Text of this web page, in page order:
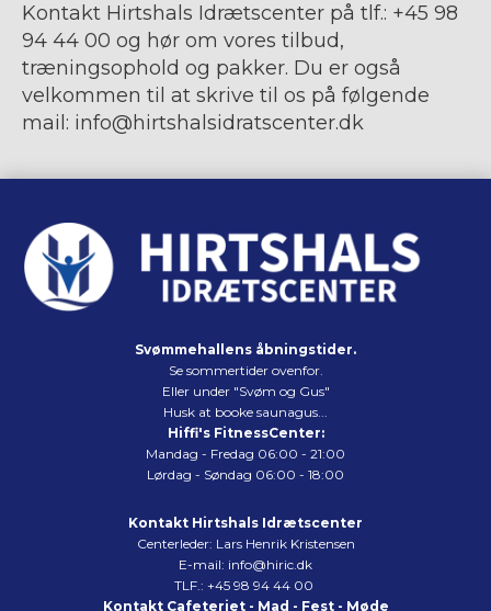
Kontakt Hirtshals Idrætscenter på tlf.: +45 98
94 44 00 og hør om vores tilbud,
træningsophold og pakker. Du er også
velkommen til at skrive til os på følgende
mail: info@hirtshalsidratscenter.dk
Svømmehallens åbningstider.
Se sommertider ovenfor.
Eller under "Svøm og Gus"
Husk at booke saunagus...
Hiffi's FitnessCenter:
Mandag - Fredag 06:00 - 21:00
Lørdag - Søndag 06:00 - 18:00
Kontakt Hirtshals Idrætscenter
Centerleder: Lars Henrik Kristensen
E-mail: info@hiric.dk
TLF.: +45 98 94 44 00
Kontakt Cafeteriet - Mad - Fest - Møde